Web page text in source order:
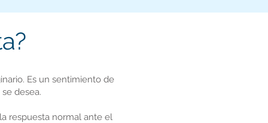
Es un sentimiento de
desea.
respuesta normal ante el